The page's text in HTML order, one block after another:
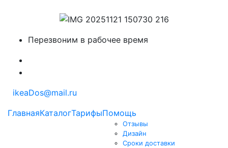
Перезвоним в рабочее время
ikeaDos@mail.ru
ГлавнаяКаталогТарифыПомощь
Отзывы
Дизайн
Сроки доставки